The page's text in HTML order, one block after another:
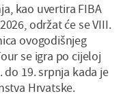
kao uvertira FIBA
održat će se VIII.
ovogodišnjeg
se igra po cijeloj
19. srpnja kada je
Hrvatske.